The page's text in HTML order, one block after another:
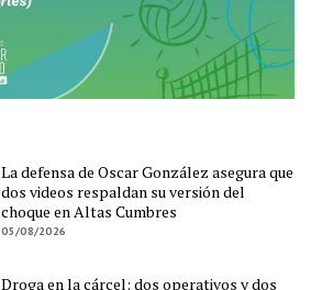
La defensa de Oscar González asegura que
dos videos respaldan su versión del
choque en Altas Cumbres
05/08/2026
Droga en la cárcel: dos operativos y dos